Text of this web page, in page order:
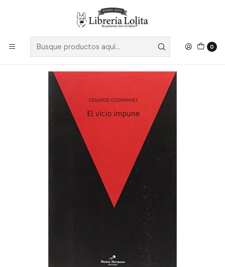
0
Despacho a todo Chile
El Vicio Impune - Cozarinsky, Edgardo